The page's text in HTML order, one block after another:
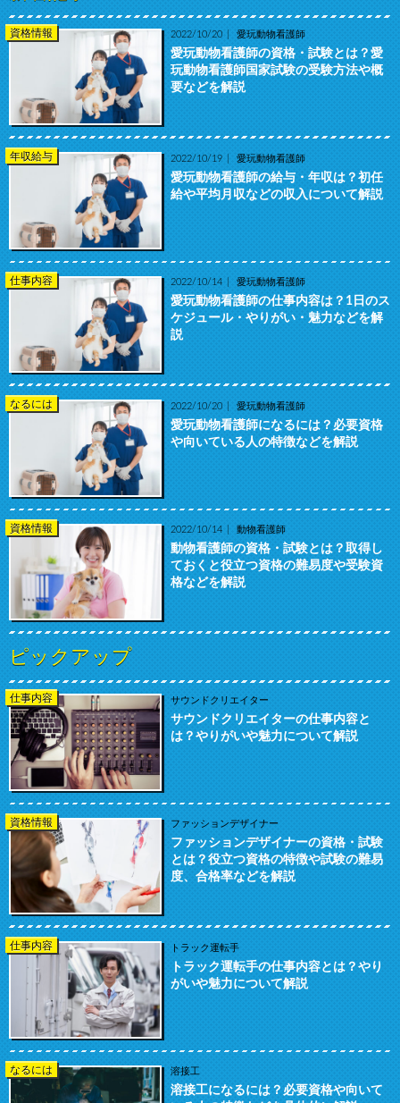
資格情報 2022/10/20 愛玩動物看護師
愛玩動物看護師の資格・試験とは？愛
玩動物看護師国家試験の受験方法や概
要などを解説
年収給与 2022/10/19 愛玩動物看護師
愛玩動物看護師の給与・年収は？初任
給や平均月収などの収入について解説
仕事内容 2022/10/14 愛玩動物看護師
愛玩動物看護師の仕事内容は？1日のス
ケジュール・やりがい・魅力などを解
説
なるには 2022/10/20 愛玩動物看護師
愛玩動物看護師になるには？必要資格
や向いている人の特徴などを解説
資格情報 2022/10/14 動物看護師
動物看護師の資格・試験とは？取得し
ておくと役立つ資格の難易度や受験資
格などを解説
ピックアップ
仕事内容 サウンドクリエイター
サウンドクリエイターの仕事内容と
は？やりがいや魅力について解説
資格情報 ファッションデザイナー
ファッションデザイナーの資格・試験
とは？役立つ資格の特徴や試験の難易
度、合格率などを解説
仕事内容 トラック運転手
トラック運転手の仕事内容とは？やり
がいや魅力について解説
なるには 溶接工
溶接工になるには？必要資格や向いて